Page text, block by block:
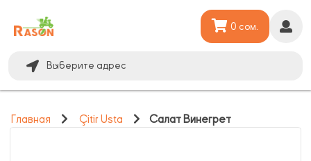
Выберите адрес
0 сом.
Главная Çitir Usta Салат Винегрет